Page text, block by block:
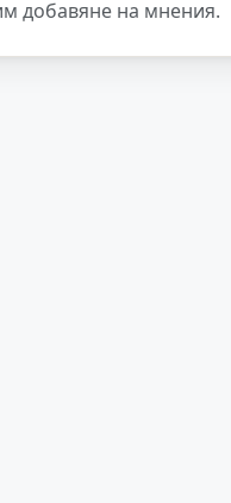
добавяне на мнения.